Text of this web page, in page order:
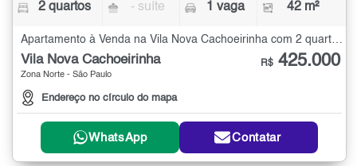
2 quartos - suíte 1 vaga 42 m²
Apartamento à Venda na Vila Nova Cachoeirinha com 2 quartos - 42 m²
Vila Nova Cachoeirinha
Zona Norte - São Paulo
Endereço no círculo do mapa
R$ 425.000
WhatsApp Contatar